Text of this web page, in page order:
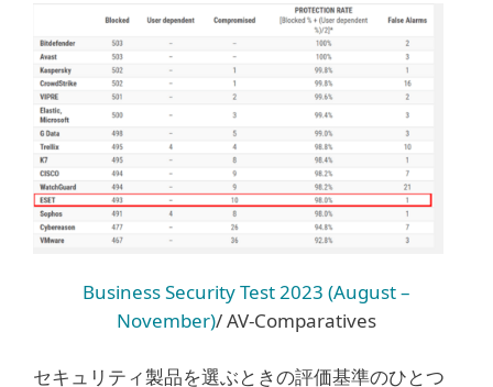
Business Security Test 2023 (August –
November)/ AV-Comparatives
セキュリティ製品を選ぶときの評価基準のひとつ